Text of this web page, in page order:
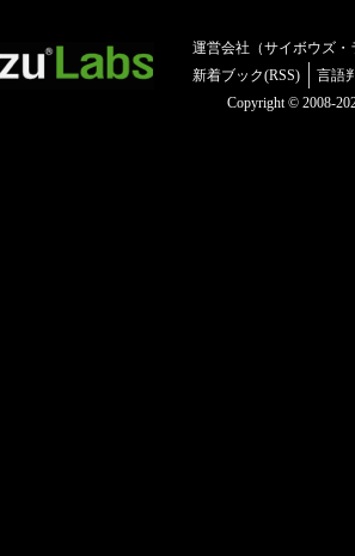
運営会社（サイボウズ・
新着ブック(RSS)
言語
Copyright © 2008-